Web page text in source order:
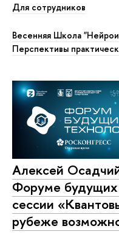
Для сотрудников
Весенняя Школа
Перспективы
Алексей
Форуме будущих
сессии
рубеже